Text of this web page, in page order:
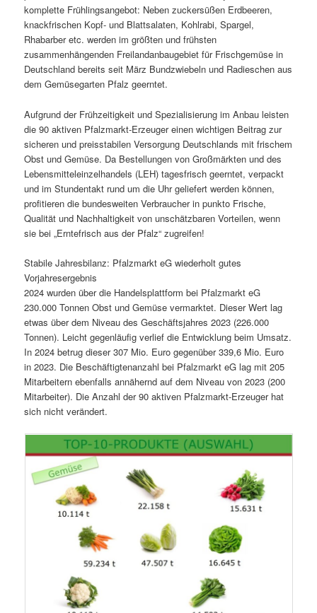
komplette Frühlingsangebot: Neben zuckersüßen Erdbeeren,
knackfrischen Kopf- und Blattsalaten, Kohlrabi, Spargel,
Rhabarber etc. werden im größten und frühsten
zusammenhängenden Freilandanbaugebiet für Frischgemüse in
Deutschland bereits seit März Bundzwiebeln und Radieschen aus
dem Gemüsegarten Pfalz geerntet.
Aufgrund der Frühzeitigkeit und Spezialisierung im Anbau leisten
die 90 aktiven Pfalzmarkt-Erzeuger einen wichtigen Beitrag zur
sicheren und preisstabilen Versorgung Deutschlands mit frischem
Obst und Gemüse. Da Bestellungen von Großmärkten und des
Lebensmitteleinzelhandels (LEH) tagesfrisch geerntet, verpackt
und im Stundentakt rund um die Uhr geliefert werden können,
profitieren die bundesweiten Verbraucher in punkto Frische,
Qualität und Nachhaltigkeit von unschätzbaren Vorteilen, wenn
sie bei „Erntefrisch aus der Pfalz“ zugreifen!
Stabile Jahresbilanz: Pfalzmarkt eG wiederholt gutes
Vorjahresergebnis
2024 wurden über die Handelsplattform bei Pfalzmarkt eG
230.000 Tonnen Obst und Gemüse vermarktet. Dieser Wert lag
etwas über dem Niveau des Geschäftsjahres 2023 (226.000
Tonnen). Leicht gegenläufig verlief die Entwicklung beim Umsatz.
In 2024 betrug dieser 307 Mio. Euro gegenüber 339,6 Mio. Euro
in 2023. Die Beschäftigtenanzahl bei Pfalzmarkt eG lag mit 205
Mitarbeitern ebenfalls annähernd auf dem Niveau von 2023 (200
Mitarbeiter). Die Anzahl der 90 aktiven Pfalzmarkt-Erzeuger hat
sich nicht verändert.